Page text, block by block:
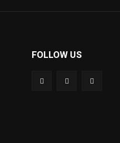
FOLLOW US